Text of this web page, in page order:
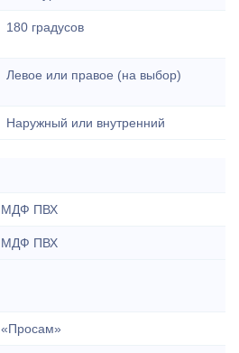
180 градусов
Левое или правое (на выбор)
Наружный или внутренний
МДФ ПВХ
МДФ ПВХ
«Просам»